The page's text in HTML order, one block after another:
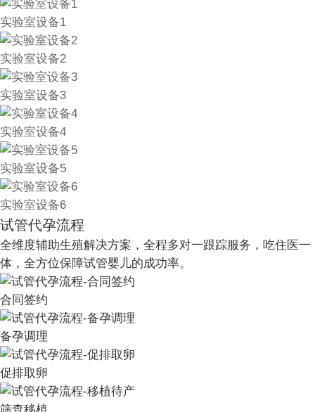
实验室设备1
实验室设备2
实验室设备3
实验室设备4
实验室设备5
实验室设备6
试管代孕流程
全维度辅助生殖解决方案，全程多对一跟踪服务，吃住医一
体，全方位保障试管婴儿的成功率。
合同签约
备孕调理
促排取卵